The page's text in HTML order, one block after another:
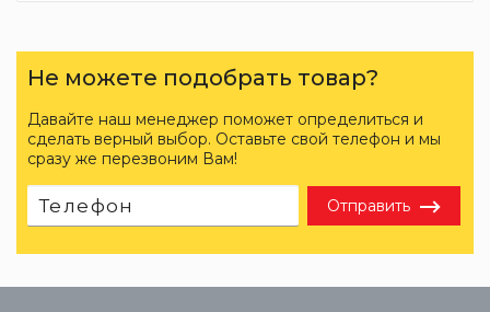
Не можете подобрать товар?
Давайте наш менеджер поможет определиться и
сделать верный выбор. Оставьте свой телефон и мы
сразу же перезвоним Вам!
Отправить